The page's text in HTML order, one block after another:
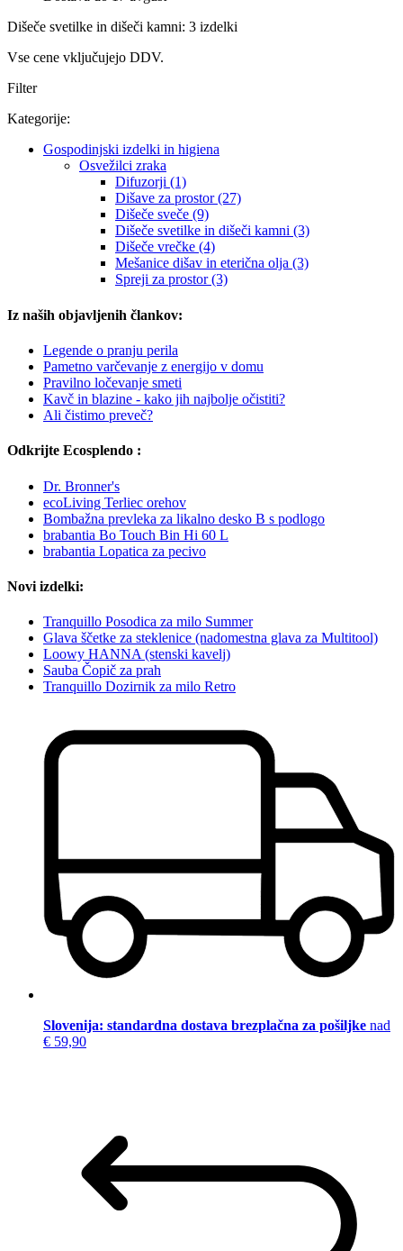
Dišeče svetilke in dišeči kamni: 3 izdelki
Vse cene vključujejo DDV.
Filter
Kategorije:
Gospodinjski izdelki in higiena
Osvežilci zraka
Difuzorji (1)
Dišave za prostor (27)
Dišeče sveče (9)
Dišeče svetilke in dišeči kamni (3)
Dišeče vrečke (4)
Mešanice dišav in eterična olja (3)
Spreji za prostor (3)
Iz naših objavljenih člankov:
Legende o pranju perila
Pametno varčevanje z energijo v domu
Pravilno ločevanje smeti
Kavč in blazine - kako jih najbolje očistiti?
Ali čistimo preveč?
Odkrijte Ecosplendo :
Dr. Bronner's
ecoLiving Terliec orehov
Bombažna prevleka za likalno desko B s podlogo
brabantia Bo Touch Bin Hi 60 L
brabantia Lopatica za pecivo
Novi izdelki:
Tranquillo Posodica za milo Summer
Glava ščetke za steklenice (nadomestna glava za Multitool)
Loowy HANNA (stenski kavelj)
Sauba Čopič za prah
Tranquillo Dozirnik za milo Retro
Slovenija: standardna dostava brezplačna za pošiljke nad
€ 59,90